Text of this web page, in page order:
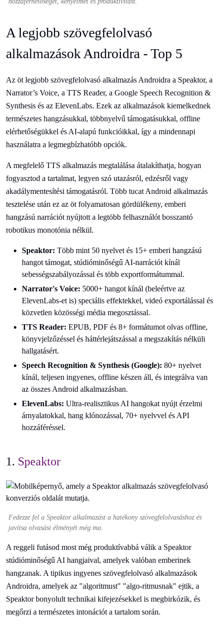
A legjobb szövegfelolvasó
alkalmazások Androidra - Top 5
Az öt legjobb szövegfelolvasó alkalmazás Androidra a Speaktor, a
Narrator’s Voice, a TTS Reader, a Google Speech Recognition &
Synthesis és az ElevenLabs. Ezek az alkalmazások kiemelkednek
természetes hangzásukkal, többnyelvű támogatásukkal, offline
elérhetőségükkel és AI-alapú funkcióikkal, így a mindennapi
használatra a legmegbízhatóbb opciók.
A megfelelő TTS alkalmazás megtalálása átalakíthatja, hogyan
fogyasztod a tartalmat, legyen szó utazásról, edzésről vagy
akadálymentesítési támogatásról. Több tucat Android alkalmazás
tesztelése után ez az öt folyamatosan gördülékeny, emberi
hangzású narrációt nyújtott a legtöbb felhasználót bosszantó
robotikus monotónia nélkül.
Speaktor: Több mint 50 nyelvet és 15+ emberi hangzású
hangot támogat, stúdióminőségű AI-narrációt kínál
sebességszabályozással és több exportformátummal.
Narrator's Voice: 5000+ hangot kínál (beleértve az
ElevenLabs-et is) speciális effektekkel, videó exportálással és
közvetlen közösségi média megosztással.
TTS Reader: EPUB, PDF és 8+ formátumot olvas offline,
könyvjelzőzéssel és háttérlejátszással a megszakítás nélküli
hallgatásért.
Speech Recognition & Synthesis (Google): 80+ nyelvet
kínál, teljesen ingyenes, offline készen áll, és integrálva van
az összes Android alkalmazásban.
ElevenLabs: Ultra-realisztikus AI hangokat nyújt érzelmi
árnyalatokkal, hang klónozással, 70+ nyelvvel és API
hozzáféréssel.
1. Speaktor
Fedezze fel a Speaktor alkalmazást a hatékony szövegfelolvasáshoz és
javítsa olvasási élményét még ma.
A reggeli futásod most még produktívabbá válik a Speaktor
stúdióminőségű AI hangjaival, amelyek valóban emberinek
hangzanak. A tipikus ingyenes szövegfelolvasó alkalmazások
Androidra, amelyek az "algoritmust" "algo-ritmusnak" ejtik, a
Speaktor bonyolult technikai kifejezésekkel is megbirkózik, és
megőrzi a természetes intonációt a tartalom során.